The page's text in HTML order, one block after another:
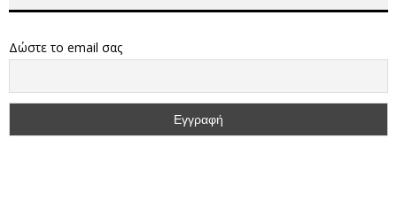
Δώστε το email σας